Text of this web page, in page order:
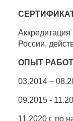
России,
ОПЫТ
03.2014 –
09.2015 -
11.2020 г. по